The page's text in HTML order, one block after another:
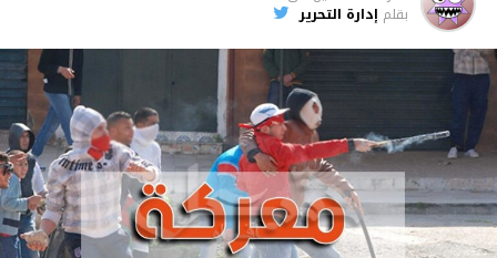
الأخبار
بقلم إدارة التحرير